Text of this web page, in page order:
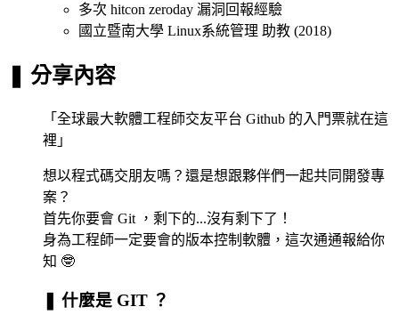
多次 hitcon zeroday 漏洞回報經驗
國立暨南大學 Linux系統管理 助教 (2018)
❚ 分享內容
「全球最大軟體工程師交友平台 Github 的入門票就在這
裡」
想以程式碼交朋友嗎？還是想跟夥伴們一起共同開發專
案？
首先你要會 Git ，剩下的...沒有剩下了！
身為工程師一定要會的版本控制軟體，這次通通報給你
知 🤓
❚ 什麼是 GIT ？